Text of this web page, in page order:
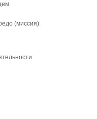
(миссия):